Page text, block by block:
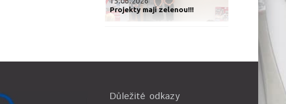
Projekty mají zelenou!!!
Důležité odkazy